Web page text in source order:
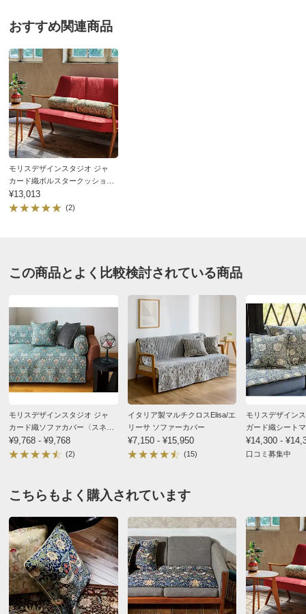
商品番号 900-LT32-00
商品名・特徴
≪1人掛≫ モリスデザインスタジオ ジャカード織ソ
ファカバー
価格 ¥7,590税込 ¥6,900 税抜
送料・送料種
別
基本配送料：¥
※お届け先が同じであれば複数個ご購入いただいても¥880です。
商品番号 900-LT32-01
価格 ¥13,200税込 ¥12,000 税抜
送料・送料種
別
基本配送料：¥ 880
※お届け先が同じであれば複数個ご購入いただいても¥880です。
商品番号 900-LT32-02
商品名・特徴
≪2.5人掛≫ モリスデザインスタジオ ジャカード織ソ
ファカバー
¥14,300税込 ¥13,000 税抜
別
※お届け先が同じであれば複数個ご購入いただいても¥880です。
商品番号 900-LT32-03
商品名・特徴
≪3人掛≫ モリスデザインスタジオ ジャカード織ソ
ファカバー
★★★★★
★★★★★
★★
★★★
★★★★★
2.5人掛 ウィローボウグリーンＷＥＢ
福岡県
モリスが好きです。ベッドのスプレッドを探していたの
ですが、適当な者がなく代用として購入しました。少し
2026/07/09
3人掛 イチゴドロボウブルー
兵庫県
生地もしっかりしているのでしわも気にならず、大きさ
的にも使いやすいサイズです。見栄えもよくて豪華で
す。
2025/06/12
2人掛 イチゴドロボウブルー
兵庫県
サイズもちょうどで見栄えもよく、生地も厚手なので、
しわもそれほど使い勝手もいいです。
2025/06/12
おすすめ関連商品
モリスデザインスタジオ ジャ
カード織ボルスタークッション
〈ウィローボウ〉
¥13,013
(2)
この商品とよく比較検討されている商品
モリスデザインスタジオ ジャ
カード織ソファカバー〈スネー
クヘッド〉
¥9,768 - ¥9,768
(2)
イタリア製マルチクロスElisa/エ
リーサ ソファーカバー
¥7,150 - ¥15,950
(15)
モリスデザイン
ガード織シート
パーネル〉 機能
¥14,300 -
口コミ募集中
こちらもよく購入されています